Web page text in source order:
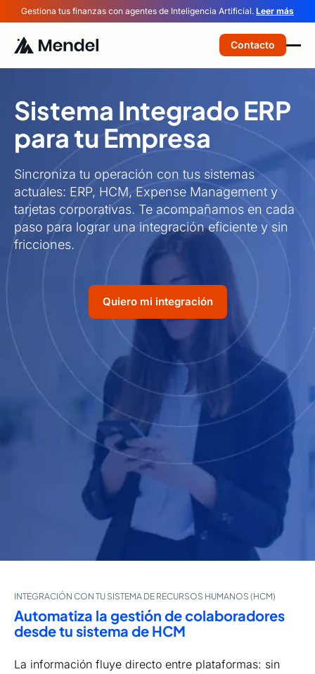
Gestiona tus finanzas con agentes de Inteligencia Artificial. Leer más
Contacto
Sistema Integrado ERP
para tu Empresa
Sincroniza tu operación con tus sistemas
actuales: ERP, HCM, Expense Management y
tarjetas corporativas. Te acompañamos en cada
paso para lograr una integración eficiente y sin
fricciones.
Quiero mi integración
INTEGRACIÓN CON TU SISTEMA DE RECURSOS HUMANOS (HCM)
Automatiza la gestión de colaboradores
desde tu sistema de HCM
La información fluye directo entre plataformas: sin